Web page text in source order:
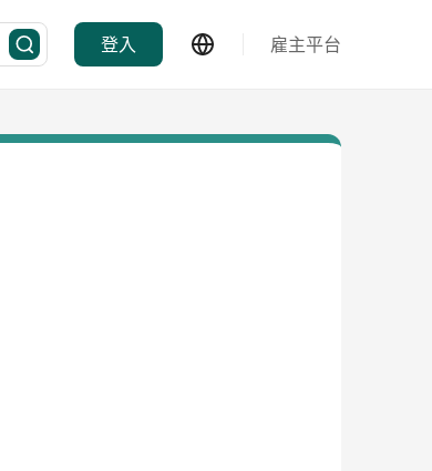
登入 雇主平台